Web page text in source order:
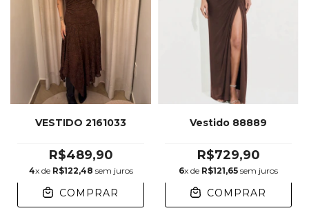
VESTIDO 2161033
R$489,90
4x de R$122,48 sem juros
COMPRAR
Vestido 88889
R$729,90
6x de R$121,65 sem juros
COMPRAR